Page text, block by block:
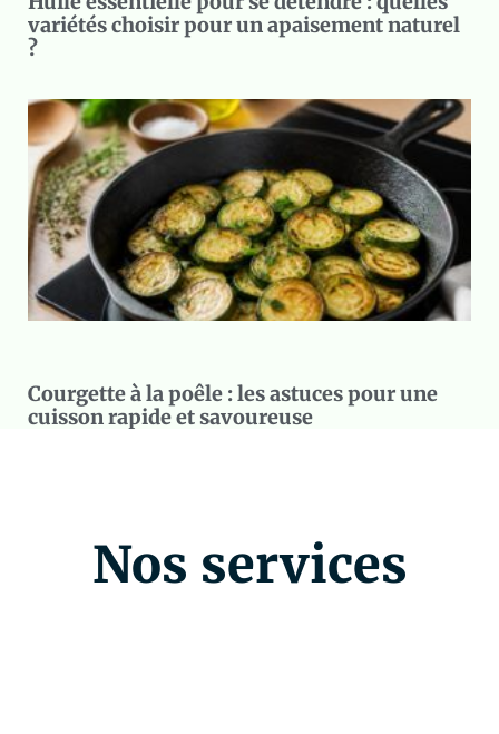
variétés choisir pour un apaisement naturel
?
Courgette à la poêle : les astuces pour une
cuisson rapide et savoureuse
Nos services